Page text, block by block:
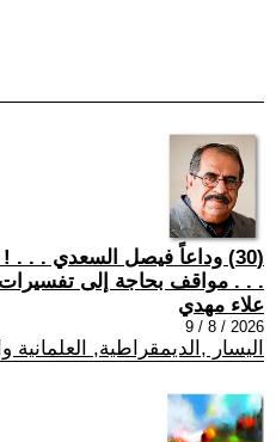
(30) وداعاً فيصل السعدي . .
. . . مواقف بحاجة إلى
علاء مهدي
2026 / 8 / 9
اليسار ,الديمقراطية,